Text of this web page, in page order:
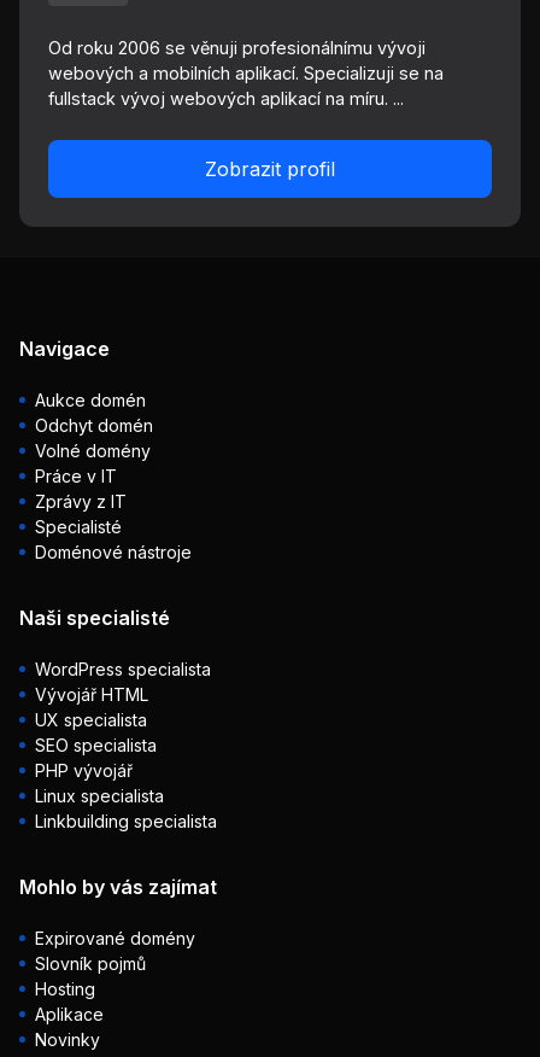
Od roku 2006 se věnuji profesionálnímu vývoji
webových a mobilních aplikací. Specializuji se na
fullstack vývoj webových aplikací na míru. ...
Zobrazit profil
Navigace
Aukce domén
Odchyt domén
Volné domény
Práce v IT
Zprávy z IT
Specialisté
Doménové nástroje
Naši specialisté
WordPress specialista
Vývojář HTML
UX specialista
SEO specialista
PHP vývojář
Linux specialista
Linkbuilding specialista
Mohlo by vás zajímat
Expirované domény
Slovník pojmů
Hosting
Aplikace
Novinky